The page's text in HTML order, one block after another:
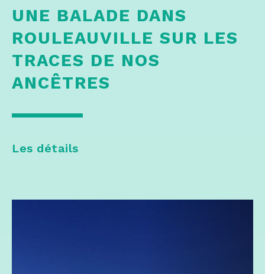
UNE BALADE DANS
ROULEAUVILLE SUR LES
TRACES DE NOS
ANCÊTRES
Les détails